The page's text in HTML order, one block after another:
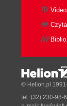
© Helion.pl
tel. (32) 230-98-